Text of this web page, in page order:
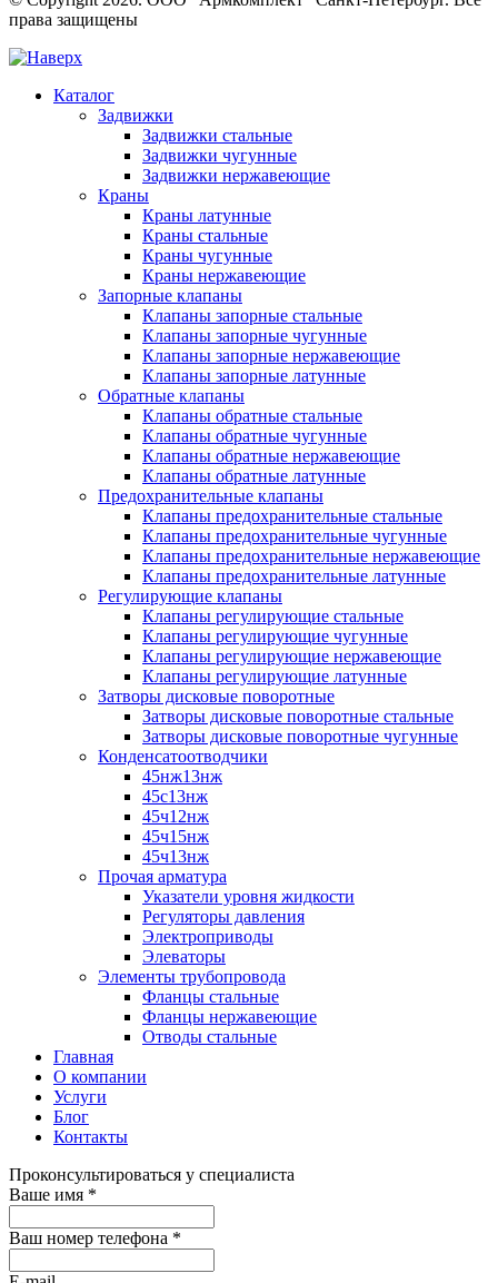
права защищены
Каталог
Задвижки
Задвижки стальные
Задвижки чугунные
Задвижки нержавеющие
Краны
Краны латунные
Краны стальные
Краны чугунные
Краны нержавеющие
Запорные клапаны
Клапаны запорные стальные
Клапаны запорные чугунные
Клапаны запорные нержавеющие
Клапаны запорные латунные
Обратные клапаны
Клапаны обратные стальные
Клапаны обратные чугунные
Клапаны обратные нержавеющие
Клапаны обратные латунные
Предохранительные клапаны
Клапаны предохранительные стальные
Клапаны предохранительные чугунные
Клапаны предохранительные нержавеющие
Клапаны предохранительные латунные
Регулирующие клапаны
Клапаны регулирующие стальные
Клапаны регулирующие чугунные
Клапаны регулирующие нержавеющие
Клапаны регулирующие латунные
Затворы дисковые поворотные
Затворы дисковые поворотные стальные
Затворы дисковые поворотные чугунные
Конденсатоотводчики
45нж13нж
45с13нж
45ч12нж
45ч15нж
45ч13нж
Прочая арматура
Указатели уровня жидкости
Регуляторы давления
Электроприводы
Элеваторы
Элементы трубопровода
Фланцы стальные
Фланцы нержавеющие
Отводы стальные
Главная
О компании
Услуги
Блог
Контакты
Проконсультироваться у специалиста
Ваше имя *
Ваш номер телефона *